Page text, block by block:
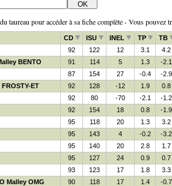
taureau pour accéder à sa fiche complète - Vous pouvez
CD ISU INEL TP
TB
92 122 12 3.1
4.2
BENTO
91 114 5 1.3
-2.1
87 154 27 -0.4
-2.9
ET
92 128 -12 1.9
0.8
92 80 -70 -2.1
-1.2
92 154 18 0.8
-1.9
95 118 20 1.3
3.2
95 143 4 -0.2
-3.2
95 140 20 2.8
1.7
95 127 24 0.9
0.7
93 123 17 1.8
3.3
Malley OMG
90 118 17 1.4
-0.7